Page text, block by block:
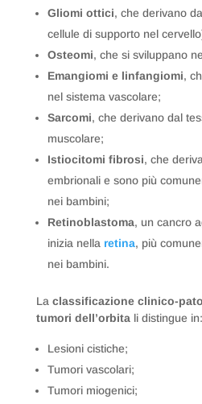
Gliomi ottici, che derivano
cellule di supporto nel
Osteomi, che si sviluppano
Emangiomi e linfangiomi,
nel sistema vascolare;
Sarcomi, che derivano dal
muscolare;
Istiocitomi fibrosi, che
embrionali e sono più
nei bambini;
Retinoblastoma, un cancro
inizia nella retina, più
nei bambini.
Laclassificazione clinico-
tumori dell’orbitali distingue in:
Lesioni cistiche;
Tumori vascolari;
Tumori miogenici;